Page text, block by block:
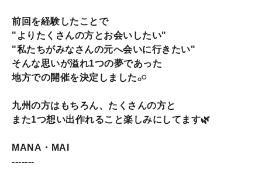
前回を経験したことで
"よりたくさんの方とお会いしたい"
"私たちがみなさんの元へ会いに行きたい"
そんな思いが溢れ1つの夢であった
地方での開催を決定しました𓂂𓏸
九州の方はもちろん、たくさんの方と
また1つ想い出作れること楽しみにしてます🌿
MANA・MAI
-------